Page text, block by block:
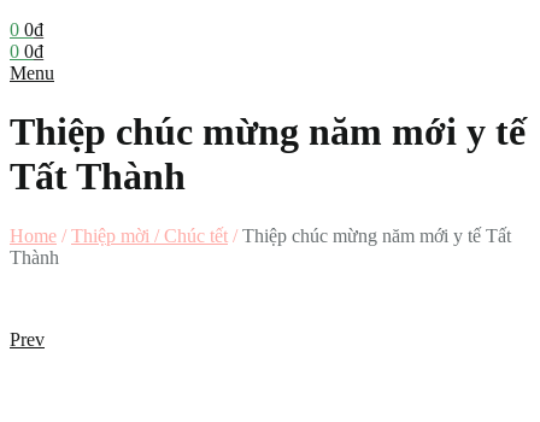
0 0₫
0 0₫
Menu
Thiệp chúc mừng năm mới y tế
Tất Thành
Home /Thiệp mời / Chúc tết /Thiệp chúc mừng năm mới y tế Tất
Thành
Prev